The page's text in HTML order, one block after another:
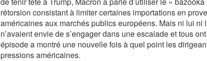
rétorsion consistant à limiter certaines importations en
américaines aux marchés publics européens. Mais ni lui
n’avaient envie de s’engager dans une escalade et tous
épisode a montré une nouvelle fois à quel point les
pressions américaines.